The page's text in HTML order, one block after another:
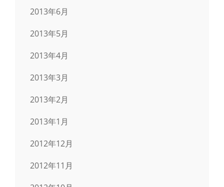
2013年6月
2013年5月
2013年4月
2013年3月
2013年2月
2013年1月
2012年12月
2012年11月